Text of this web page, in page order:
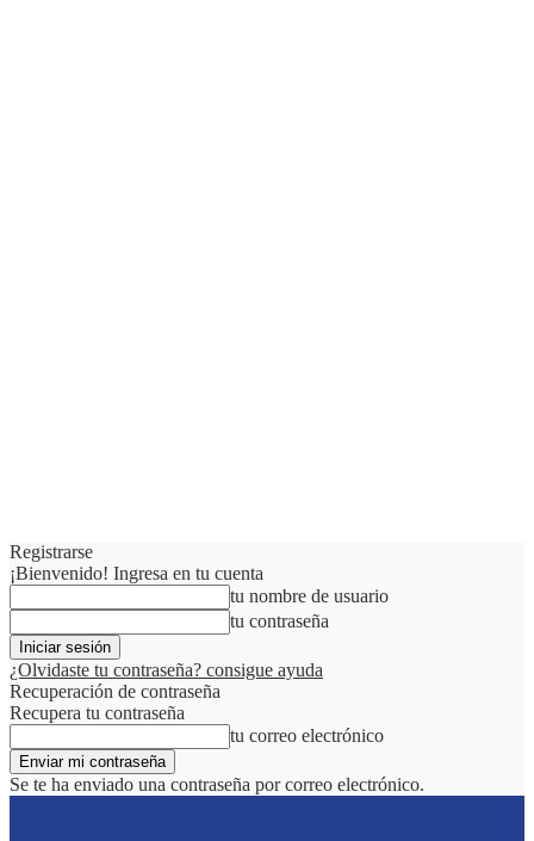
Registrarse
¡Bienvenido! Ingresa en tu cuenta
tu nombre de usuario
tu contraseña
¿Olvidaste tu contraseña? consigue ayuda
Recuperación de contraseña
Recupera tu contraseña
tu correo electrónico
Se te ha enviado una contraseña por correo electrónico.